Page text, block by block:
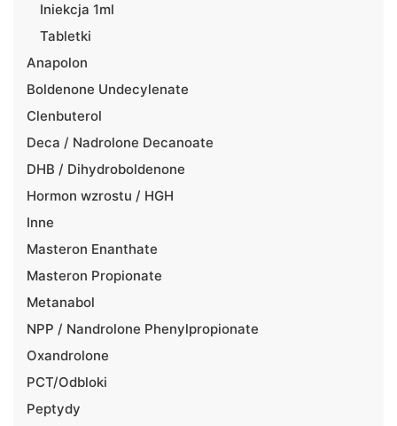
Iniekcja 1ml
Tabletki
Anapolon
Boldenone Undecylenate
Clenbuterol
Deca / Nadrolone Decanoate
DHB / Dihydroboldenone
Hormon wzrostu / HGH
Inne
Masteron Enanthate
Masteron Propionate
Metanabol
NPP / Nandrolone Phenylpropionate
Oxandrolone
PCT/Odbloki
Peptydy